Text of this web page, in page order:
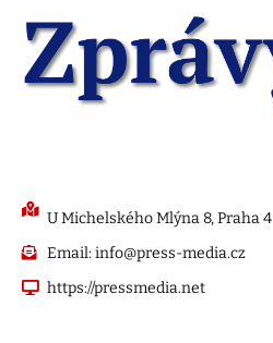
U Michelského Mlýna 8, Praha 4
Email: info@press-media.cz
https://pressmedia.net